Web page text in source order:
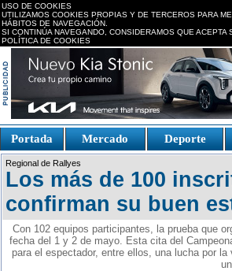
USO DE COOKIES
UTILIZAMOS COOKIES PROPIAS Y DE TERCEROS PARA
HÁBITOS DE NAVEGACIÓN.
SI CONTINÚA NAVEGANDO, CONSIDERAMOS QUE
POLÍTICA DE COOKIES
Portada Mercado Deporte
Fake Watches
replica-
watch.is
Regional de Rallyes
Los más de 100
confirman su buen
Con 102 equipos participantes, la prueba que
fecha del 1 y 2 de mayo. Esta cita del
para el espectador, entre ellos, una lucha por